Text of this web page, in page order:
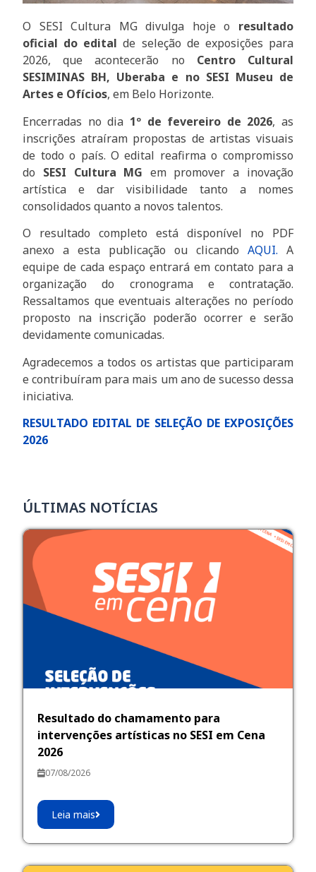
O SESI Cultura MG divulga hoje o resultado
oficial do edital de seleção de exposições para
2026, que acontecerão no Centro Cultural
SESIMINAS BH, Uberaba e no SESI Museu de
Artes e Ofícios, em Belo Horizonte.
Encerradas no dia 1º de fevereiro de 2026, as
inscrições atraíram propostas de artistas visuais
de todo o país. O edital reafirma o compromisso
do SESI Cultura MG em promover a inovação
artística e dar visibilidade tanto a nomes
consolidados quanto a novos talentos.
O resultado completo está disponível no PDF
anexo a esta publicação ou clicando AQUI. A
equipe de cada espaço entrará em contato para a
organização do cronograma e contratação.
Ressaltamos que eventuais alterações no período
proposto na inscrição poderão ocorrer e serão
devidamente comunicadas.
Agradecemos a todos os artistas que participaram
e contribuíram para mais um ano de sucesso dessa
iniciativa.
RESULTADO EDITAL DE SELEÇÃO DE EXPOSIÇÕES
2026
ÚLTIMAS NOTÍCIAS
Resultado do chamamento para
intervenções artísticas no SESI em Cena
2026
07/08/2026
Leia mais